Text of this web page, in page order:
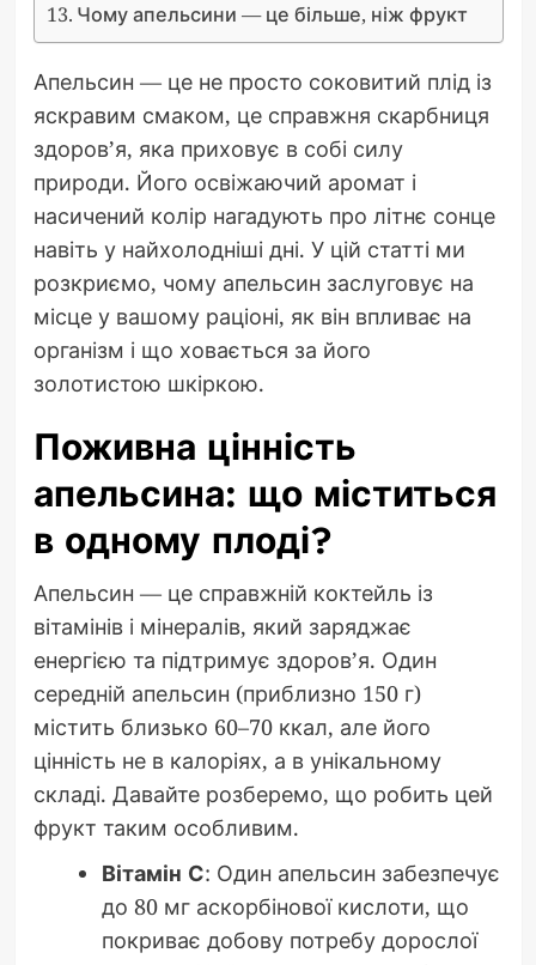
Чому апельсини — це більше, ніж фрукт
Апельсин — це не просто соковитий плід із
яскравим смаком, це справжня скарбниця
здоров’я, яка приховує в собі силу
природи. Його освіжаючий аромат і
насичений колір нагадують про літнє сонце
навіть у найхолодніші дні. У цій статті ми
розкриємо, чому апельсин заслуговує на
місце у вашому раціоні, як він впливає на
організм і що ховається за його
золотистою шкіркою.
Поживна цінність
апельсина: що міститься
в одному плоді?
Апельсин — це справжній коктейль із
вітамінів і мінералів, який заряджає
енергією та підтримує здоров’я. Один
середній апельсин (приблизно 150 г)
містить близько 60–70 ккал, але його
цінність не в калоріях, а в унікальному
складі. Давайте розберемо, що робить цей
фрукт таким особливим.
Вітамін С: Один апельсин забезпечує
до 80 мг аскорбінової кислоти, що
покриває добову потребу дорослої